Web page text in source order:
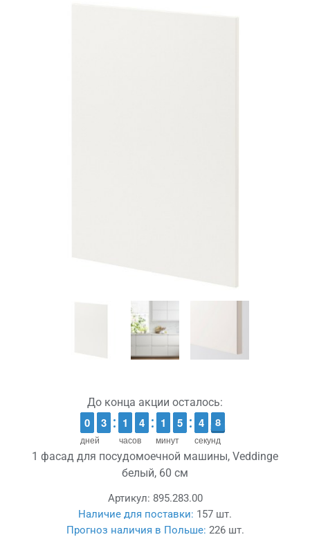
До конца акции осталось:
дней
9
9
0
0 2
2
3
3
часов
1
1
1
1 3
3
4
4
минут
1
1
1
1 4
4
5
5
секунд
5
4
4 8
7
7
1 фасад для посудомоечной машины, Veddinge
белый, 60 см
Артикул: 895.283.00
Наличие для поставки: 157 шт.
Прогноз наличия в Польше: 226 шт.